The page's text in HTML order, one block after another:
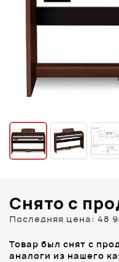
Снято с
Последняя цена: 48
Товар был снят с
аналоги из нашего